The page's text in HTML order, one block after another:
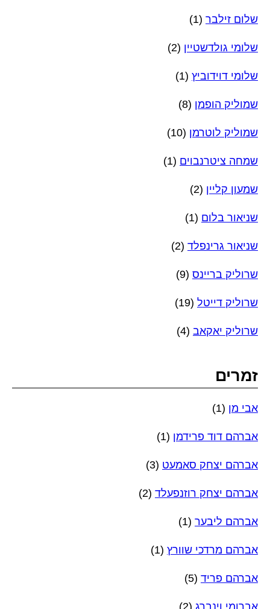
שלום זילבר (1)
שלומי גולדשטיין (2)
שלומי דוידוביץ (1)
שמוליק הופמן (8)
שמוליק לוטרמן (10)
שמחה ציטרנבוים (1)
שמעון קליין (2)
שניאור בלום (1)
שניאור גרינפלד (2)
שרוליק בריינס (9)
שרוליק דייטל (19)
שרוליק יאקאב (4)
זמרים
אבי מן (1)
אברהם דוד פרידמן (1)
אברהם יצחק סאמעט (3)
אברהם יצחק רוזנפעלד (2)
אברהם ליבער (1)
אברהם מרדכי שוורץ (1)
אברהם פריד (5)
אברומי וינברג (2)